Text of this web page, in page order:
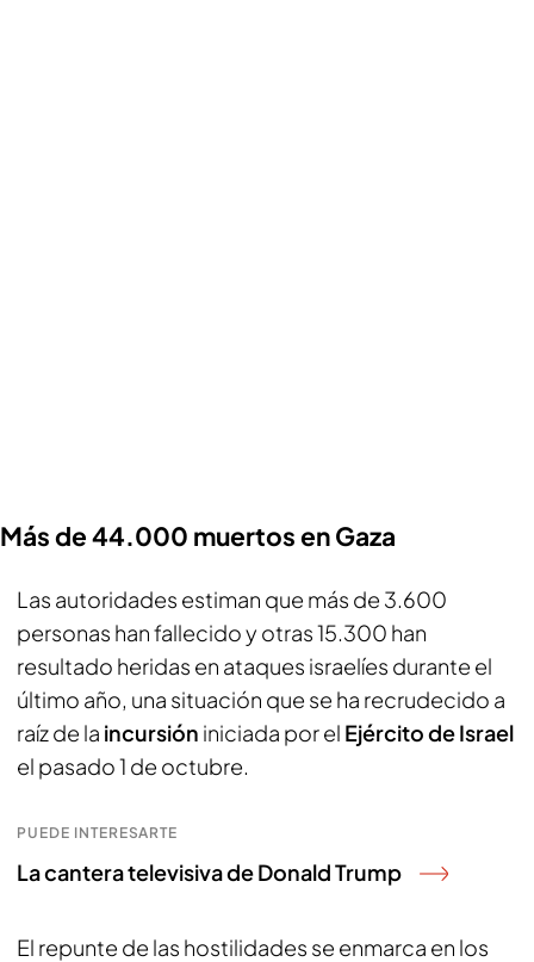
Más de 44.000 muertos en Gaza
Las autoridades estiman que más de 3.600
personas han fallecido y otras 15.300 han
resultado heridas en ataques israelíes durante el
último año, una situación que se ha recrudecido a
raíz de la incursión iniciada por el Ejército de Israel
el pasado 1 de octubre.
PUEDE INTERESARTE
La cantera televisiva de Donald Trump
El repunte de las hostilidades se enmarca en los